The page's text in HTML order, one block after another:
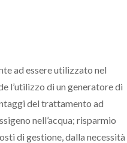
ad essere utilizzato nel
l’utilizzo di un generatore di
del trattamento ad
nell’acqua; risparmio
di gestione, dalla necessità